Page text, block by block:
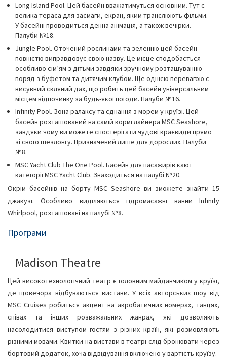
Long Island Pool. Цей басейн вважатимуться основним. Тут є
велика тераса для засмаги, екран, яким транслюють фільми.
У басейні проводиться денна анімація, а також вечірки.
Палуби №18.
Jungle Pool. Оточений рослинами та зеленню цей басейн
повністю виправдовує свою назву. Це місце сподобається
особливо сім’ям з дітьми завдяки зручному розташуванню
поряд з буфетом та дитячим клубом. Ще однією перевагою є
висувний скляний дах, що робить цей басейн універсальним
місцем відпочинку за будь-якої погоди. Палуби №16.
Infinity Pool. Зона ралаксу та єднання з морем у круїзі. Цей
басейн розташований на самій кормі лайнера MSC Seashore,
завдяки чому ви можете спостерігати чудові краєвиди прямо
зі свого шезлонгу. Призначений лише для дорослих. Палуби
№8.
MSC Yacht Club The One Pool. Басейн для пасажирів кают
категорії MSC Yacht Club. Знаходиться на палубі №20.
Окрім басейнів на борту MSC Seashore ви зможете знайти 15
джакузі. Особливо виділяються гідромасажні ванни Infinity
Whirlpool, розташовані на палубі №8.
Програми
Madison Theatre
Цей високотехнологічний театр є головним майданчиком у круїзі,
де щовечора відбуваються вистави. У всіх авторських шоу від
MSC Cruises робиться акцент на акробатичних номерах, танцях,
співах та інших розважальних жанрах, які дозволяють
насолодитися виступом гостям з різних країн, які розмовляють
різними мовами. Квитки на вистави в театрі слід бронювати через
бортовий додаток, хоча відвідування включено у вартість круїзу.